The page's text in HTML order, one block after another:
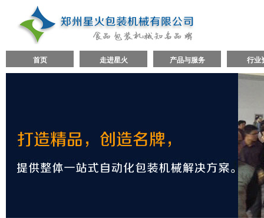
首页 走进星火 产品与服务 行业